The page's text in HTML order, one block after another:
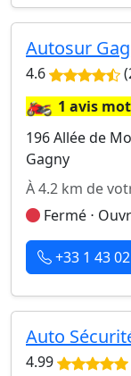
Autosur
4.6
🏍️1 avis
196 Allée de
Gagny
À 4.2 km de
Fermé ⋅
+33 1 43
Auto
4.99